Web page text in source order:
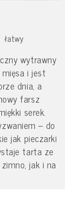
łatwy
wytrawny
i jest
dnia, a
farsz
serek.
– do
jak pieczarki
tarta ze
jak i na